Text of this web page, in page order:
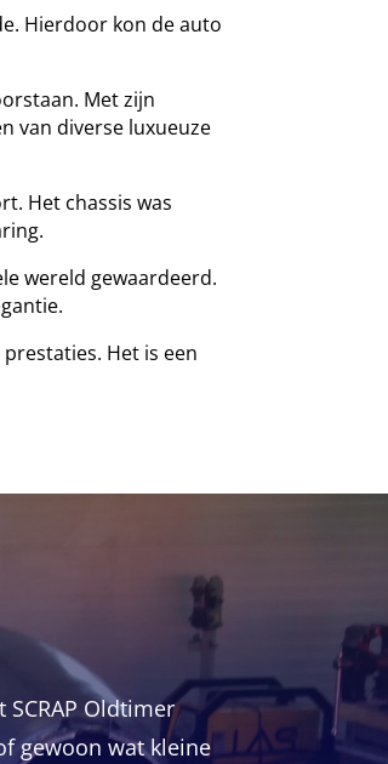
Hierdoor kon de auto
Met zijn
van diverse luxueuze
Het chassis was
wereld gewaardeerd.
Het is een
Oldtimer
gewoon wat kleine